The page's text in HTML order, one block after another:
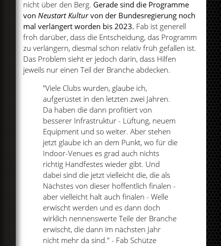
nicht über den Berg. Gerade sind die Programme
vonNeustart Kulturvon der Bundesregierung noch
mal verlängert worden bis 2023. Fab ist generell
froh darüber, dass die Entscheidung, das Programm
zu verlängern, diesmal schon relativ früh gefallen ist.
Das Problem sieht er jedoch darin, dass Hilfen
jeweils nur einen Teil der Branche abdecken.
"Viele Clubs wurden, glaube ich,
aufgerüstet in den letzten zwei Jahren.
Da haben die dann profitiert von
besserer Infrastruktur - Lüftung, neuem
Equipment und so weiter. Aber stehen
jetzt glaube ich an dem Punkt, wo für die
Indoor-Venues es grad auch nichts
richtig Handfestes wieder gibt. Und
dabei sind die jetzt vielleicht die, die als
Nächstes von dieser hoffentlich finalen -
aber vielleicht halt auch finalen - Welle
erwischt werden und es dann doch
wirklich nennenswerte Teile der Branche
erwischt, die dann im nächsten Jahr
nicht mehr da sind." - Fab Schütze